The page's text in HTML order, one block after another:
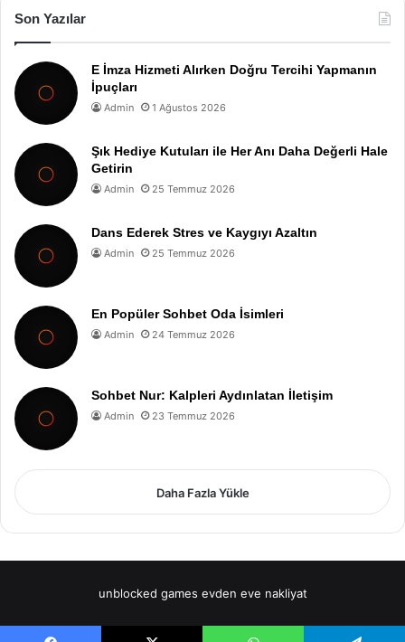
Son Yazılar
E İmza Hizmeti Alırken Doğru Tercihi Yapmanın
İpuçları
Admin 1 Ağustos 2026
Şık Hediye Kutuları ile Her Anı Daha Değerli Hale
Getirin
Admin 25 Temmuz 2026
Dans Ederek Stres ve Kaygıyı Azaltın
Admin 25 Temmuz 2026
En Popüler Sohbet Oda İsimleri
Admin 24 Temmuz 2026
Sohbet Nur: Kalpleri Aydınlatan İletişim
Admin 23 Temmuz 2026
Daha Fazla Yükle
unblocked games evden eve nakliyat